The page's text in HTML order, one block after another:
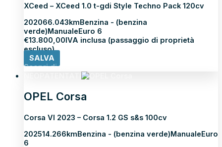
XCeed – XCeed 1.0 t-gdi Style Techno Pack 120cv
202066.043kmBenzina - (benzina
verde)ManualeEuro 6
€13.800,00IVA inclusa (passaggio di proprietà
escluso)
SALVA
Scopri di più
OPEL Corsa
Corsa VI 2023 – Corsa 1.2 GS s&s 100cv
202514.266kmBenzina - (benzina verde)ManualeEuro
6